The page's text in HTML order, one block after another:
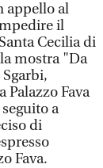
appello al
il
Cecilia di
mostra "Da
Palazzo Fava
a
di
Fava.